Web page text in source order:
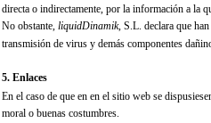
directa o indirectamente, por la información a la
No obstante, liquidDinamik, S.L. declara que
transmisión de virus y demás componentes
5. Enlaces
En el caso de que en en el sitio web se
moral o buenas costumbres.